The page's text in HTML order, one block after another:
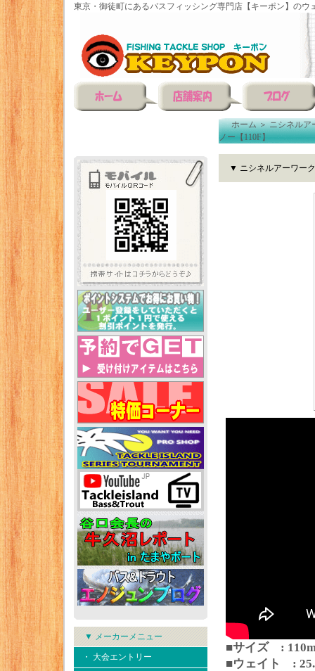
東京・御徒町にあるバスフィッシング専門店【キーポン】のウ
▼ メーカーメニュー
・ 大会エントリー
ホーム＞ニシネルア
ノー【110F】
▼ ニシネルアーワー
■サイズ :
■ウェイト :